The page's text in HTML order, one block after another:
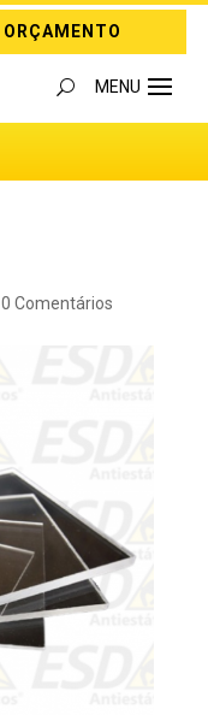
ORÇAMENTO
0 Comentários